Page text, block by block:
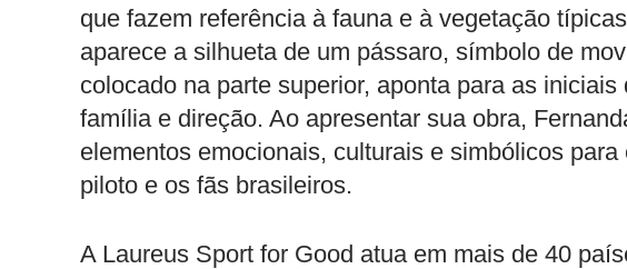
que fazem referência à fauna e à vegetação
aparece a silhueta de um pássaro, símbolo de
colocado na parte superior, aponta para as
família e direção. Ao apresentar sua obra,
elementos emocionais, culturais e simbólicos
piloto e os fãs brasileiros.
A Laureus Sport for Good atua em mais de 40